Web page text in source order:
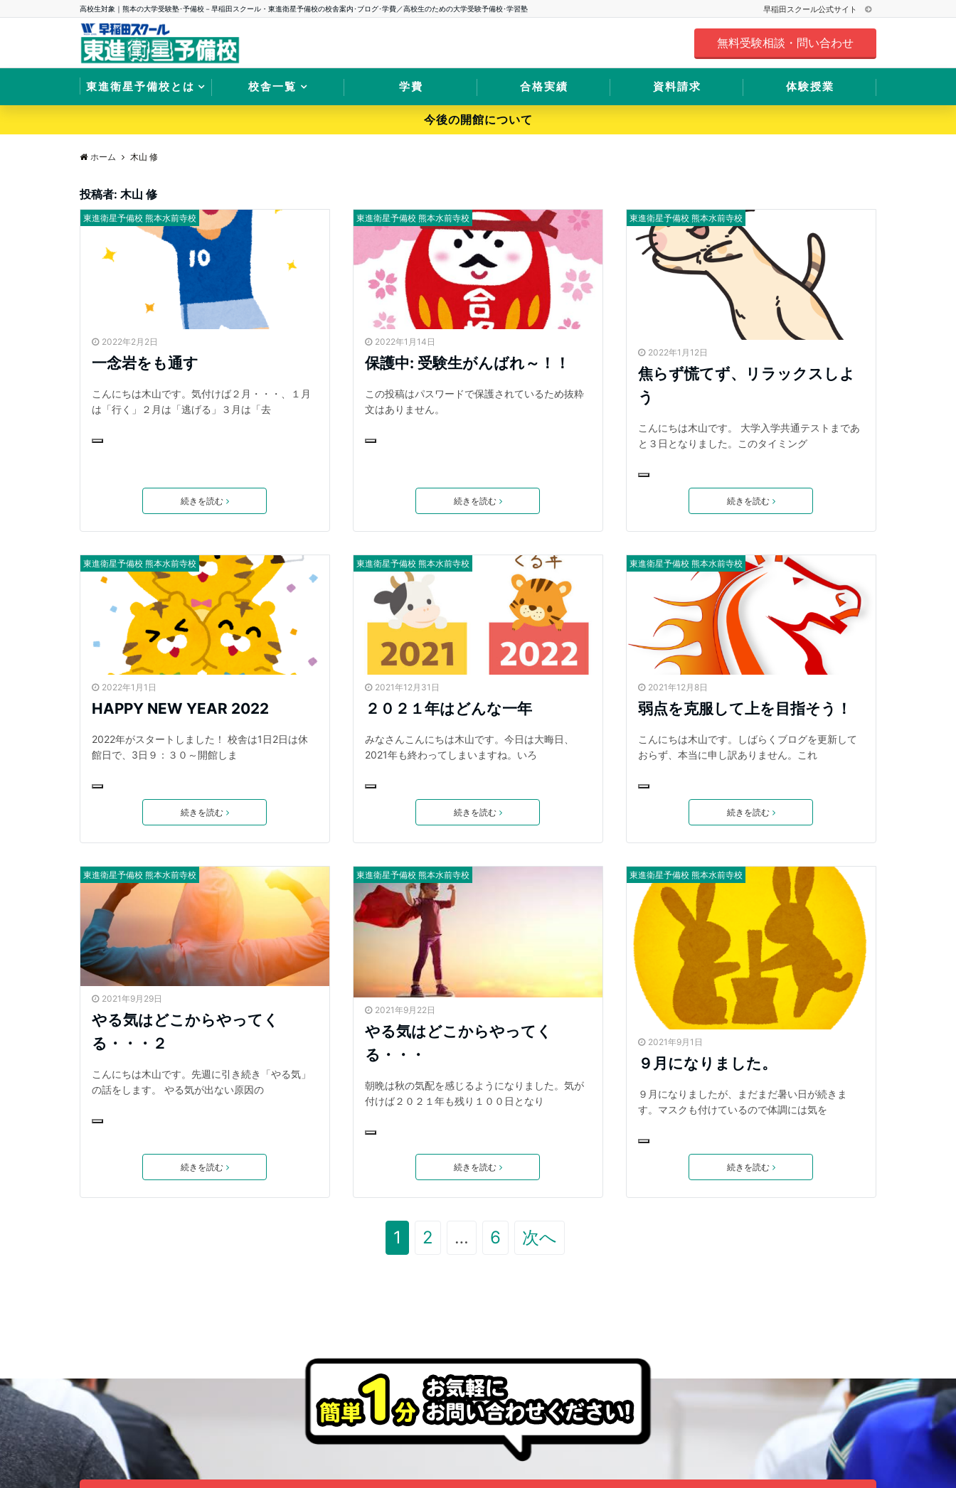
高校生対象｜熊本の大学受験塾･予備校－早稲田スクール・東進衛星予備校の校舎案内･ブログ･学費／高校生のための大学受験予備校･学習塾 早稲田スクール公式サイト
無料受験相談・問い合わせ
東進衛星予備校とは 校舎一覧 学費 合格実績 資料請求 体験授業
今後の開館について
ホーム 木山 修
投稿者: 木山 修
東進衛星予備校 熊本水前寺校
2022年2月2日
一念岩をも通す
こんにちは木山です。気付けば２月・・・、１月
は「行く」２月は「逃げる」３月は「去
続きを読む
東進衛星予備校 熊本水前寺校
2022年1月14日
保護中: 受験生がんばれ～！！
この投稿はパスワードで保護されているため抜粋
文はありません。
続きを読む
東進衛星予備校 熊本水前寺校
2022年1月12日
焦らず慌てず、リラックスしよ
う
こんにちは木山です。 大学入学共通テストまであ
と３日となりました。このタイミング
続きを読む
東進衛星予備校 熊本水前寺校
2022年1月1日
HAPPY NEW YEAR 2022
2022年がスタートしました！ 校舎は1日2日は休
館日で、3日９：３０～開館しま
続きを読む
東進衛星予備校 熊本水前寺校
2021年12月31日
２０２１年はどんな一年
みなさんこんにちは木山です。今日は大晦日、
2021年も終わってしまいますね。いろ
続きを読む
東進衛星予備校 熊本水前寺校
2021年12月8日
弱点を克服して上を目指そう！
こんにちは木山です。しばらくブログを更新して
おらず、本当に申し訳ありません。これ
続きを読む
東進衛星予備校 熊本水前寺校
2021年9月29日
やる気はどこからやってく
る・・・２
こんにちは木山です。先週に引き続き「やる気」
の話をします。 やる気が出ない原因の
続きを読む
東進衛星予備校 熊本水前寺校
2021年9月22日
やる気はどこからやってく
る・・・
朝晩は秋の気配を感じるようになりました。気が
付けば２０２１年も残り１００日となり
続きを読む
東進衛星予備校 熊本水前寺校
2021年9月1日
９月になりました。
９月になりましたが、まだまだ暑い日が続きま
す。マスクも付けているので体調には気を
続きを読む
1 2 … 6 次へ